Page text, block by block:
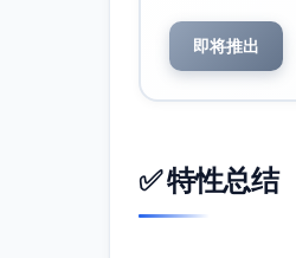
4. 情节发展
第一幕：命运
弟弟俊羽
踪案。
即将推出
✅ 特性总结